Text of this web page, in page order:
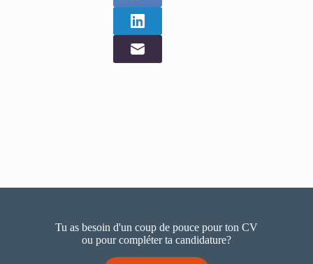
Tu as besoin d'un coup de pouce pour ton CV
ou pour compléter ta candidature?